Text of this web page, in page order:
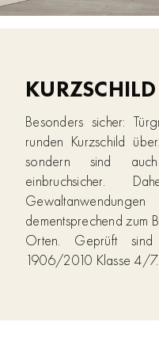
KURZSCHILD
Besonders sicher:
runden Kurzschild
sondern sind
einbruchsicher.
dementsprechend zum
Orten. Geprüft
1906/2010 Klasse 4/7.